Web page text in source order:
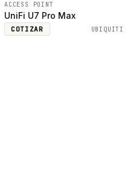
ACCESS POINT
UniFi U7 Pro Max
COTIZAR UBIQUITI